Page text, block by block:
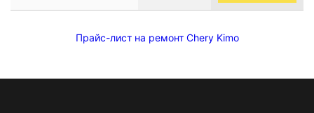
Прайс-лист на ремонт Chery Kimo